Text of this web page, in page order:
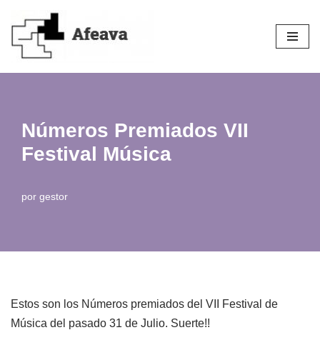
Saltar
Números Premiados VII
Festival Música
por gestor
Estos son los Números premiados del VII Festival de
Música del pasado 31 de Julio. Suerte!!